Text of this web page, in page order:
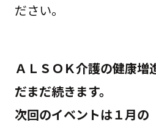
ださい。
ＡＬＳＯＫ介護の健康増
だまだ続きます。
次回のイベントは１月の